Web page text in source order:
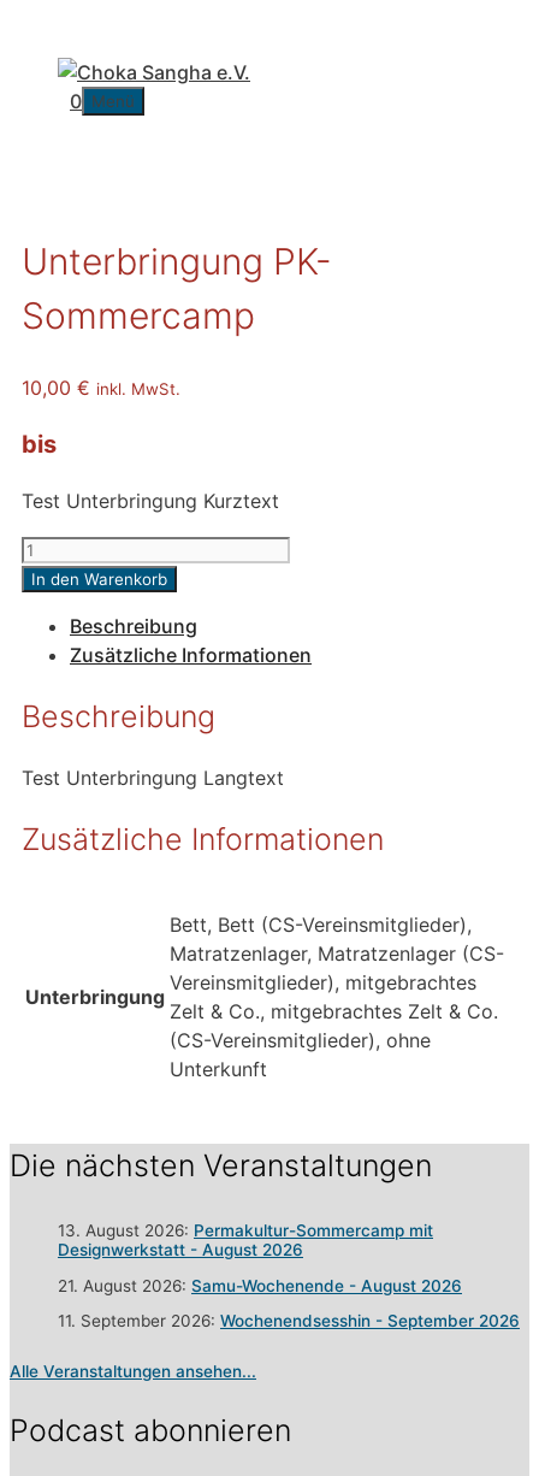
Inhalt
springen
0 Menü
Unterbringung PK-
Sommercamp
10,00 € inkl. MwSt.
bis
Test Unterbringung Kurztext
Unterbringung
PK-
Menge
In den Warenkorb
Beschreibung
Zusätzliche Informationen
Beschreibung
Test Unterbringung Langtext
Zusätzliche Informationen
Unterbringung
Bett, Bett (CS-Vereinsmitglieder),
Matratzenlager, Matratzenlager (CS-
Vereinsmitglieder), mitgebrachtes
Zelt & Co., mitgebrachtes Zelt & Co.
(CS-Vereinsmitglieder), ohne
Unterkunft
Die nächsten Veranstaltungen
13. August 2026: Permakultur-Sommercamp mit
Designwerkstatt - August 2026
21. August 2026: Samu-Wochenende - August 2026
11. September 2026: Wochenendsesshin - September 2026
Alle Veranstaltungen ansehen...
Podcast abonnieren